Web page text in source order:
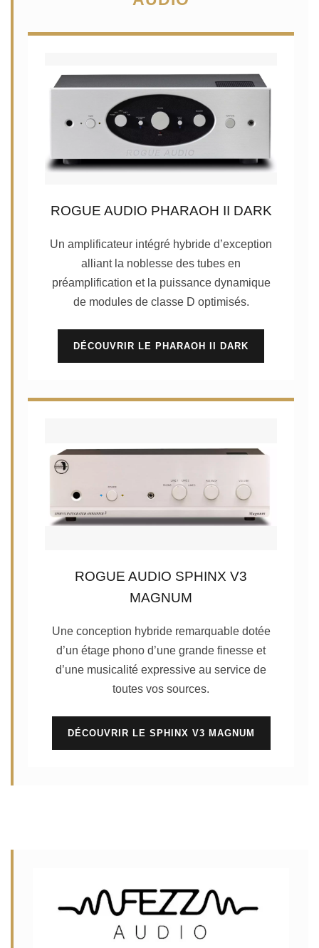
ROGUE AUDIO PHARAOH II DARK
Un amplificateur intégré hybride d’exception
alliant la noblesse des tubes en
préamplification et la puissance dynamique
de modules de classe D optimisés.
DÉCOUVRIR LE PHARAOH II DARK
ROGUE AUDIO SPHINX V3
MAGNUM
Une conception hybride remarquable dotée
d’un étage phono d’une grande finesse et
d’une musicalité expressive au service de
toutes vos sources.
DÉCOUVRIR LE SPHINX V3 MAGNUM